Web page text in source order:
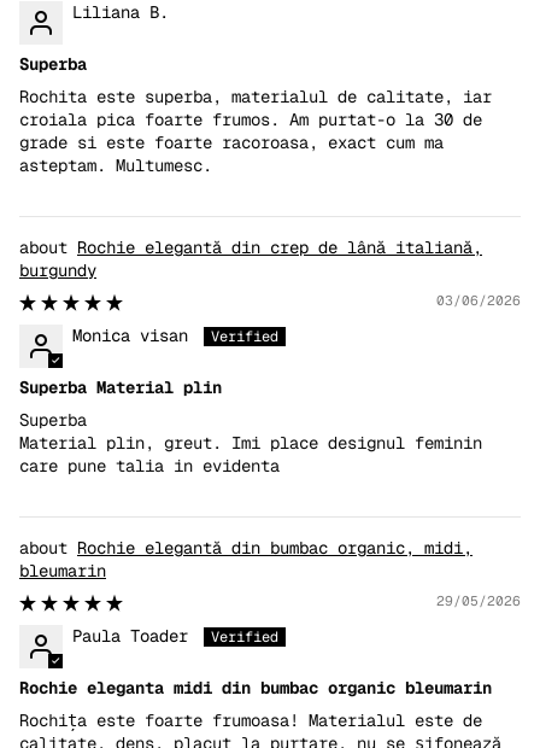
Liliana B.
Superba
Rochita este superba, materialul de calitate, iar
croiala pica foarte frumos. Am purtat-o la 30 de
grade si este foarte racoroasa, exact cum ma
asteptam. Multumesc.
Rochie elegantă din crep de lână italiană,
burgundy
03/06/2026
Monica visan
Superba Material plin
Superba
Material plin, greut. Imi place designul feminin
care pune talia in evidenta
Rochie elegantă din bumbac organic, midi,
bleumarin
29/05/2026
Paula Toader
Rochie eleganta midi din bumbac organic bleumarin
Rochița este foarte frumoasa! Materialul este de
calitate, dens, placut la purtare, nu se șifonează